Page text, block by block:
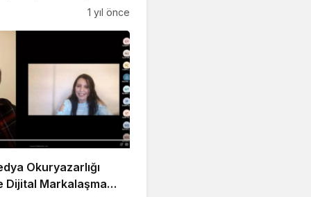
1 yıl önce
Okuryazarlığı
Dijital Markalaşma